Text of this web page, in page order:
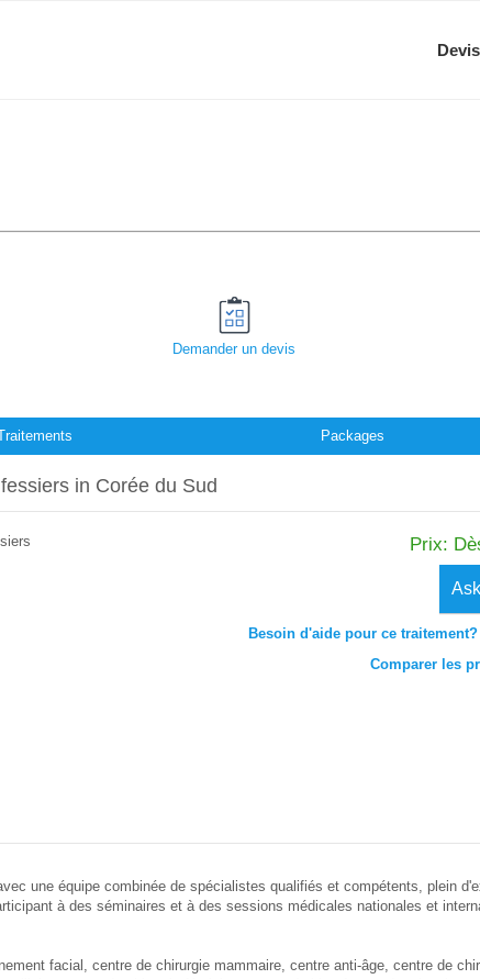
Demander un devis
in Corée du Sud
Prix:
Besoin d'aide pour ce traitement?
Comparer les
une équipe combinée de spécialistes qualifiés et compétents, plein
à des séminaires et à des sessions médicales nationales et
facial, centre de chirurgie mammaire, centre anti-âge, centre de
Packages